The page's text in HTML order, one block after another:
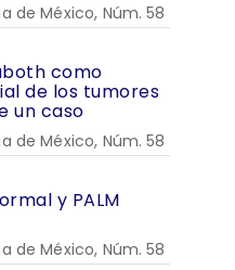
de México, Núm. 58
como
de los tumores
un caso
de México, Núm. 58
y PALM
de México, Núm. 58